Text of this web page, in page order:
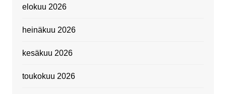
elokuu 2026
heinäkuu 2026
kesäkuu 2026
toukokuu 2026